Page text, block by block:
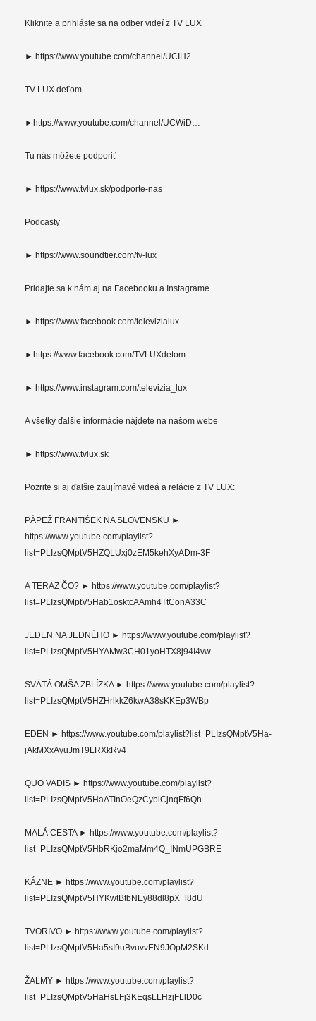
Kliknite a prihláste sa na odber videí z TV LUX
► https://www.youtube.com/channel/UCIH2…
TV LUX deťom
►https://www.youtube.com/channel/UCWiD…
Tu nás môžete podporiť
► https://www.tvlux.sk/podporte-nas
Podcasty
► https://www.soundtier.com/tv-lux
Pridajte sa k nám aj na Facebooku a Instagrame
► https://www.facebook.com/televizialux
►https://www.facebook.com/TVLUXdetom
► https://www.instagram.com/televizia_lux
A všetky ďalšie informácie nájdete na našom webe
► https://www.tvlux.sk
Pozrite si aj ďalšie zaujímavé videá a relácie z TV LUX:
PÁPEŽ FRANTIŠEK NA SLOVENSKU ►
https://www.youtube.com/playlist?
list=PLIzsQMptV5HZQLUxj0zEM5kehXyADm-3F
A TERAZ ČO? ► https://www.youtube.com/playlist?
list=PLIzsQMptV5Hab1osktcAAmh4TtConA33C
JEDEN NA JEDNÉHO ► https://www.youtube.com/playlist?
list=PLIzsQMptV5HYAMw3CH01yoHTX8j94I4vw
SVÄTÁ OMŠA ZBLÍZKA ► https://www.youtube.com/playlist?
list=PLIzsQMptV5HZHrlkkZ6kwA38sKKEp3WBp
EDEN ► https://www.youtube.com/playlist?list=PLIzsQMptV5Ha-
jAkMXxAyuJmT9LRXkRv4
QUO VADIS ► https://www.youtube.com/playlist?
list=PLIzsQMptV5HaATInOeQzCybiCjnqFf6Qh
MALÁ CESTA ► https://www.youtube.com/playlist?
list=PLIzsQMptV5HbRKjo2maMm4Q_INmUPGBRE
KÁZNE ► https://www.youtube.com/playlist?
list=PLIzsQMptV5HYKwtBtbNEy88dl8pX_l8dU
TVORIVO ► https://www.youtube.com/playlist?
list=PLIzsQMptV5Ha5sI9uBvuvvEN9JOpM2SKd
ŽALMY ► https://www.youtube.com/playlist?
list=PLIzsQMptV5HaHsLFj3KEqsLLHzjFLlD0c